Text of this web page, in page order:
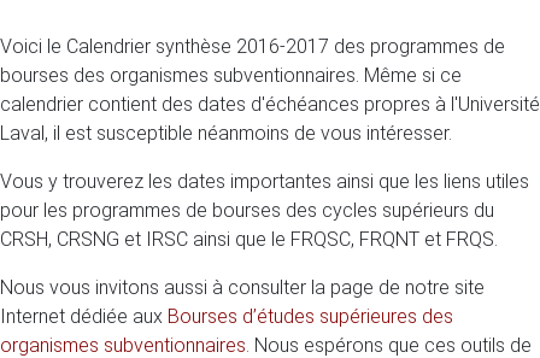
Voici le Calendrier synthèse 2016-2017 des programmes de
bourses des organismes subventionnaires. Même si ce
calendrier contient des dates d'échéances propres à l'Université
Laval, il est susceptible néanmoins de vous intéresser.
Vous y trouverez les dates importantes ainsi que les liens utiles
pour les programmes de bourses des cycles supérieurs du
CRSH, CRSNG et IRSC ainsi que le FRQSC, FRQNT et FRQS.
Nous vous invitons aussi à consulter la page de notre site
Internet dédiée aux Bourses d’études supérieures des
organismes subventionnaires. Nous espérons que ces outils de